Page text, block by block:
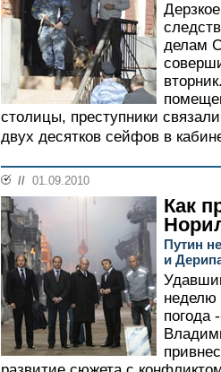
делам
столицы, преступники
двух десятков сейфов в
// 01.09.2010
Как
Путин
и
неделю
погода